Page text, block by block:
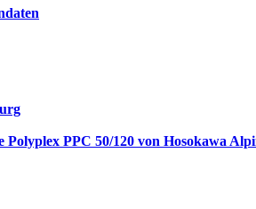
PPC 50/120 von Hosokawa